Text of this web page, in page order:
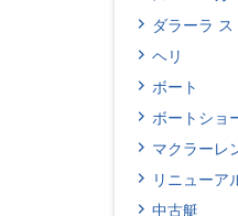
ダラーラ
ヘリ
ボート
ボートショ
マクラーレ
リニューア
中古艇